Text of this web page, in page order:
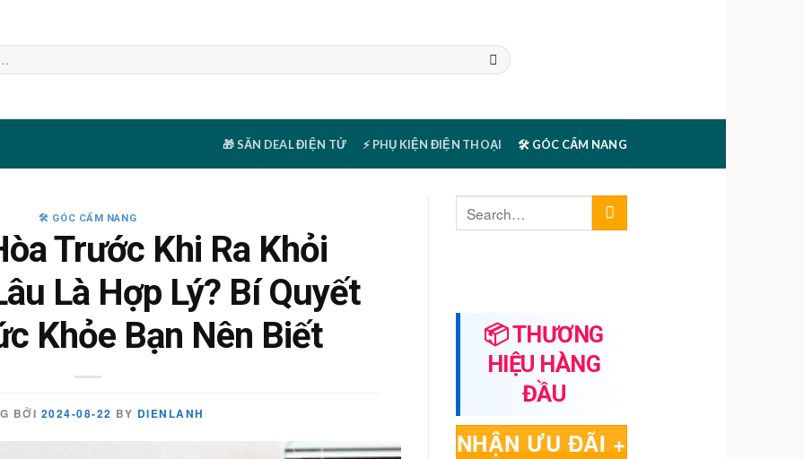
🎁 SĂN DEAL ĐIỆN TỬ ⚡ PHỤ KIỆN ĐIỆN THOẠI 🛠️ GÓC CẨM NANG
🛠️ GÓC CẨM NANG
Trước Khi Ra Khỏi
Là Hợp Lý? Bí Quyết
Khỏe Bạn Nên Biết
BỞI 2024-08-22 BY DIENLANH
📦 THƯƠNG
HIỆU HÀNG
ĐẦU
NHẬN ƯU ĐÃI +